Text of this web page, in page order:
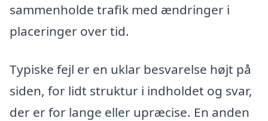
sammenholde trafik med ændringer i
placeringer over tid.
Typiske fejl er en uklar besvarelse højt på
siden, for lidt struktur i indholdet og svar,
der er for lange eller upræcise. En anden